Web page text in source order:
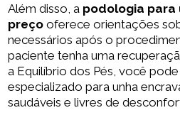
Além disso, a podologia para
preço oferece orientações
necessários após o
paciente tenha uma
a Equilíbrio dos Pés, você
especializado para unha
saudáveis e livres de